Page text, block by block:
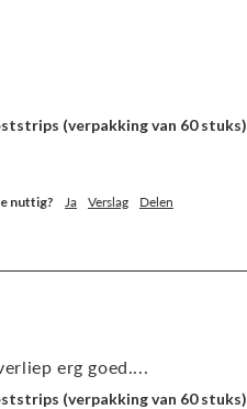
(verpakking van 60 stuks)
nuttig? Ja Verslag Delen
erg goed....
(verpakking van 60 stuks)